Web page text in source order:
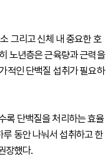
그리고 신체 내 중요한 호
노년층은 근육량과 근력을
적인 단백질 섭취가 필요하
록 단백질을 처리하는 효율
동안 나눠서 섭취하고 한
장했다.